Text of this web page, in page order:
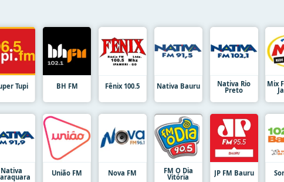
Tupi BH FM Fênix 100.5 Nativa Bauru Nativa Rio
Preto
Mix
Nativa União FM Nova FM FM O Dia
Vitória JP FM Bauru